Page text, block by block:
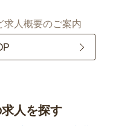
求人概要のご案内
人を探す